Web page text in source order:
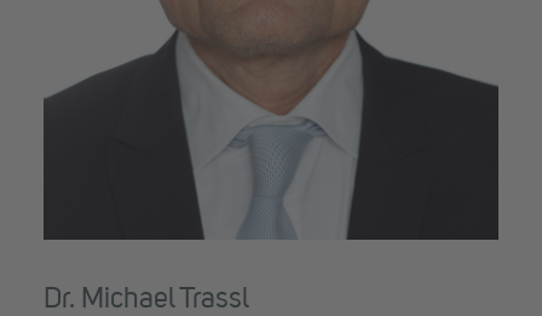
Dr. Michael Trassl